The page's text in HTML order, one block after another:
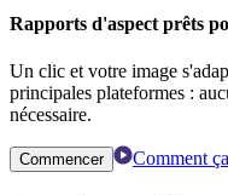
Rapports d'aspect prêts
Un clic et votre image
principales plateformes :
nécessaire.
Commencer Comment